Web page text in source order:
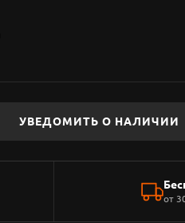
УВЕДОМИТЬ О НАЛИЧИИ
от